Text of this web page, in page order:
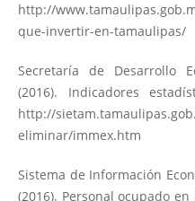
http://
que-invertir-en-tamaulipas/
Secretaría de Desarrollo
(2016). Indicadores
http://
eliminar/immex.htm
Sistema de Información
(2016). Personal ocupado